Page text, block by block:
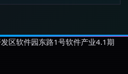
区软件园东路1号软件产业4.1期